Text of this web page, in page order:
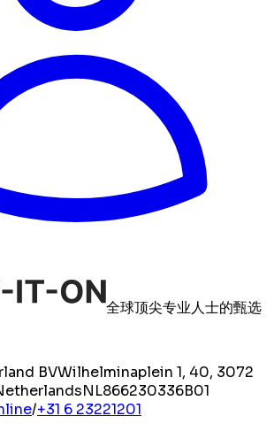
全球顶尖专业人士的甄选
BVWilhelminaplein 1, 40, 3072
NL866230336B01
/+31 6 23221201